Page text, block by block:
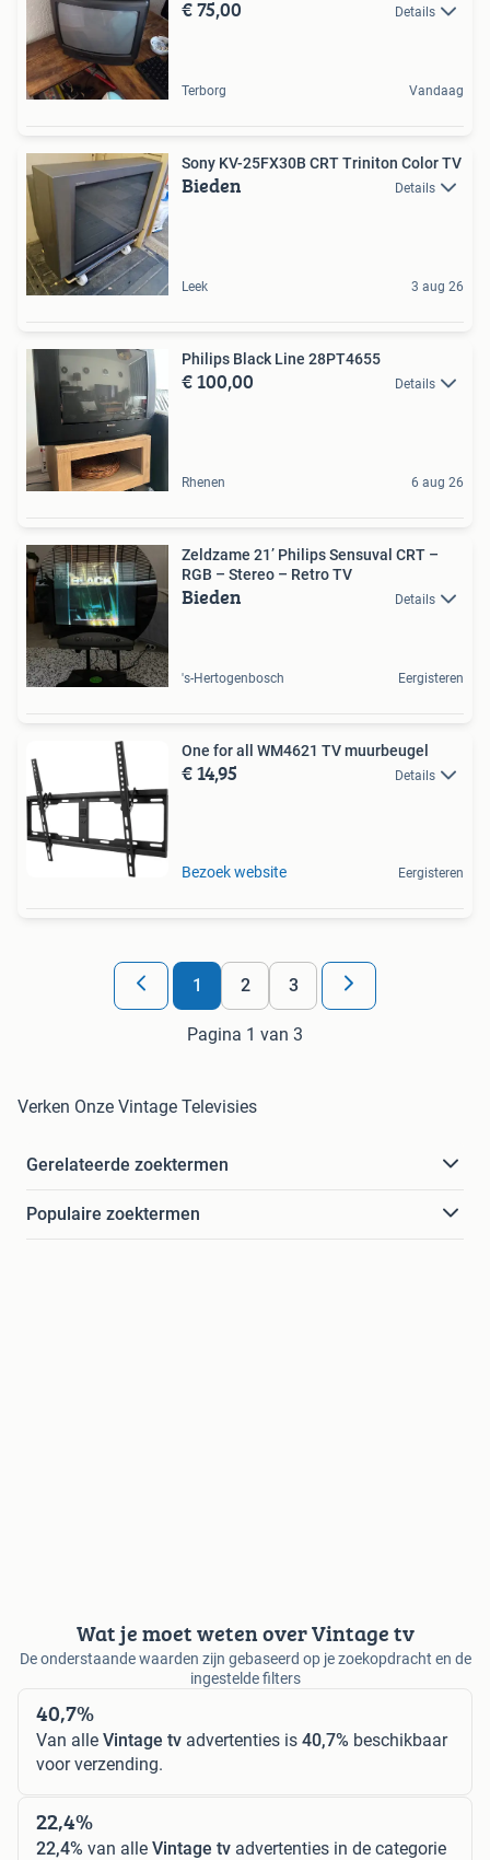
€ 75,00 Details
Terborg Vandaag
Sony KV-25FX30B CRT Triniton Color TV
Bieden Details
Leek 3 aug 26
Philips Black Line 28PT4655
€ 100,00 Details
Rhenen 6 aug 26
Zeldzame 21’ Philips Sensuval CRT –
RGB – Stereo – Retro TV
Bieden Details
's-Hertogenbosch Eergisteren
One for all WM4621 TV muurbeugel
€ 14,95 Details
Bezoek website Eergisteren
1 2 3
Pagina 1 van 3
Verken Onze Vintage Televisies
Gerelateerde zoektermen
Populaire zoektermen
Wat je moet weten over Vintage tv
De onderstaande waarden zijn gebaseerd op je zoekopdracht en de
ingestelde filters
40,7%
Van alle Vintage tv advertenties is 40,7% beschikbaar
voor verzending.
22,4%
22,4% van alle Vintage tv advertenties in de categorie